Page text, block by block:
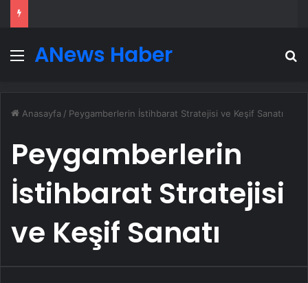
MenüANews Haber
Anasayfa / Peygamberlerin İstihbarat Stratejisi ve Keşif Sanatı
Peygamberlerin
İstihbarat Stratejisi
ve Keşif Sanatı